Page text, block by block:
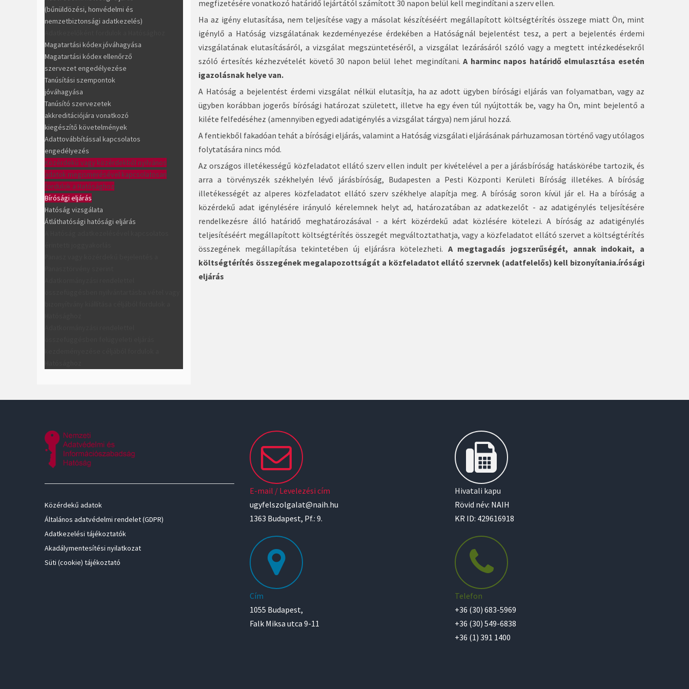
megfizetésére vonatkozó határidő lejártától számított 30 napon belül kell megindítani a szerv ellen.
Ha az igény elutasítása, nem teljesítése vagy a másolat készítéséért megállapított költségtérítés összege miatt Ön, mint
igénylő a Hatóság vizsgálatának kezdeményezése érdekében a Hatóságnál bejelentést tesz, a pert a bejelentés érdemi
vizsgálatának elutasításáról, a vizsgálat megszüntetéséről, a vizsgálat lezárásáról szóló vagy a megtett intézkedésekről
szóló értesítés kézhezvételét követő 30 napon belül lehet megindítani.A harminc napos határidő elmulasztása esetén
igazolásnak helye van.
A Hatóság a bejelentést érdemi vizsgálat nélkül elutasítja, ha az adott ügyben bírósági eljárás van folyamatban, vagy az
ügyben korábban jogerős bírósági határozat született, illetve ha egy éven túl nyújtották be, vagy ha Ön, mint bejelentő a
kiléte felfedéséhez (amennyiben egyedi adatigénylés a vizsgálat tárgya) nem járul hozzá.
A fentiekből fakadóan tehát a bírósági eljárás, valamint a Hatóság vizsgálati eljárásának párhuzamosan történő vagy utólagos
folytatására nincs mód.
Az országos illetékességű közfeladatot ellátó szerv ellen indult per kivételével a per a járásbíróság hatáskörébe tartozik, és
arra a törvényszék székhelyén lévő járásbíróság, Budapesten a Pesti Központi Kerületi Bíróság illetékes. A bíróság
illetékességét az alperes közfeladatot ellátó szerv székhelye alapítja meg. A bíróság soron kívül jár el. Ha a bíróság a
közérdekű adat igénylésére irányuló kérelemnek helyt ad, határozatában az adatkezelőt - az adatigénylés teljesítésére
rendelkezésre álló határidő meghatározásával - a kért közérdekű adat közlésére kötelezi. A bíróság az adatigénylés
teljesítéséért megállapított költségtérítés összegét megváltoztathatja, vagy a közfeladatot ellátó szervet a költségtérítés
összegének megállapítása tekintetében új eljárásra kötelezheti. A megtagadás jogszerűségét, annak indokait, a
költségtérítés összegének megalapozottságát a közfeladatot ellátó szervnek (adatfelelős) kell bizonyítania.írósági
eljárás
(bűnüldözési, honvédelmi és
nemzetbiztonsági adatkezelés)
Magatartási kódex jóváhagyása
Magatartási kódex ellenőrző
szervezet engedélyezése
Tanúsítási szempontok
jóváhagyása
Tanúsító szervezetek
akkreditációjára vonatkozó
kiegészítő követelmények
Adattovábbítással kapcsolatos
engedélyezés
Közérdekű vagy közérdekből nyilvános
adatok megismerésével kapcsolatosan
fordulok a Hatósághoz
Bírósági eljárás
Hatóság vizsgálata
Átláthatósági hatósági eljárás
Közérdekű adatok
Általános adatvédelmi rendelet (GDPR)
Adatkezelési tájékoztatók
Akadálymentesítési nyilatkozat
Süti (cookie) tájékoztató
E-mail / Levelezési cím
ugyfelszolgalat@naih.hu
1363 Budapest, Pf.: 9.
Cím
1055 Budapest,
Falk Miksa utca 9-11
Hivatali kapu
Rövid név: NAIH
KR ID: 429616918
Telefon
+36 (30) 683-5969
+36 (30) 549-6838
+36 (1) 391 1400